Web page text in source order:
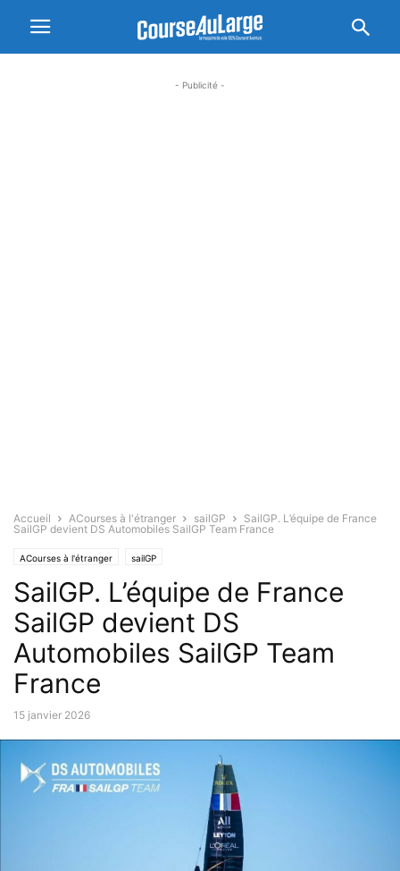
- Publicité -
Accueil ACourses à l'étranger sailGP
SailGP. L’équipe de France
SailGP devient DS Automobiles SailGP Team France
ACourses à l'étranger sailGP
SailGP. L’équipe de France
SailGP devient DS
Automobiles SailGP Team
France
15 janvier 2026